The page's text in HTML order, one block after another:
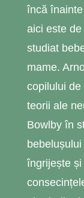
încă
aici este
studiat
mame.
copilului
teorii ale
Bowlby în
îngrijește